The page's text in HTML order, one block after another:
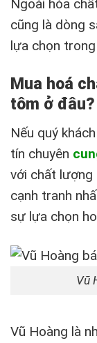
Ngoài hóa
cũng là dòng
lựa chọn
Mua hoá
tôm ở đâu?
Nếu quý
tín chuyên
với chất lượng
cạnh tranh
sự lựa chọn
Vũ
Vũ Hoàng là